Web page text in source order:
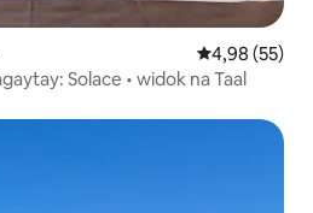
Średnia
4,98 (55)
Solace • widok na Taal